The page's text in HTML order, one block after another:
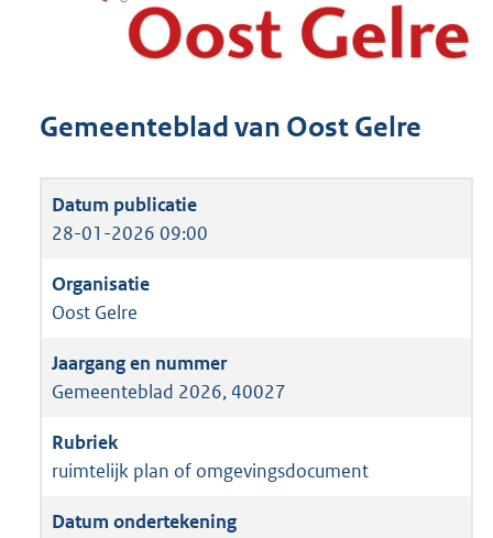
Gemeenteblad van Oost Gelre
28-01-2026 09:00
Oost Gelre
Gemeenteblad 2026, 40027
ruimtelijk plan of omgevingsdocument